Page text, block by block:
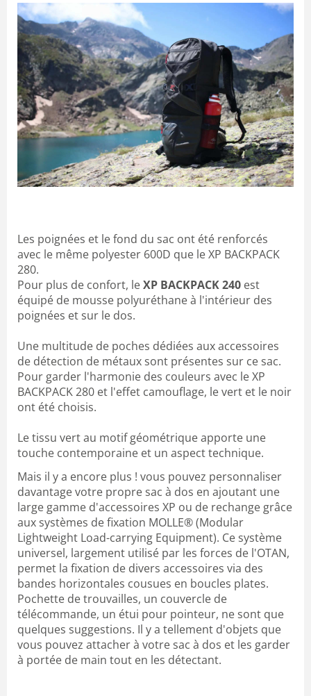
Les poignées et le fond du sac ont été renforcés
avec le même polyester 600D que le XP BACKPACK
280.
Pour plus de confort, leXP BACKPACK 240 est
équipé de mousse polyuréthane à l'intérieur des
poignées et sur le dos.
Une multitude de poches dédiées aux accessoires
de détection de métaux sont présentes sur ce sac.
Pour garder l'harmonie des couleurs avec le XP
BACKPACK 280 et l'effet camouflage, le vert et le noir
ont été choisis.
Le tissu vert au motif géométrique apporte une
touche contemporaine et un aspect technique.
Mais il y a encore plus ! vous pouvez personnaliser
davantage votre propre sac à dos en ajoutant une
large gamme d'accessoires XP ou de rechange grâce
aux systèmes de fixation MOLLE® (Modular
Lightweight Load-carrying Equipment). Ce système
universel, largement utilisé par les forces de l'OTAN,
permet la fixation de divers accessoires via des
bandes horizontales cousues en boucles plates.
Pochette de trouvailles, un couvercle de
télécommande, un étui pour pointeur, ne sont que
quelques suggestions. Il y a tellement d'objets que
vous pouvez attacher à votre sac à dos et les garder
à portée de main tout en les détectant.